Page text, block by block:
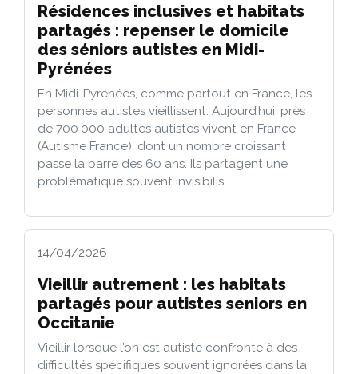
Résidences inclusives et habitats
partagés : repenser le domicile
des séniors autistes en Midi-
Pyrénées
En Midi-Pyrénées, comme partout en France, les
personnes autistes vieillissent. Aujourd’hui, près
de 700 000 adultes autistes vivent en France
(Autisme France), dont un nombre croissant
passe la barre des 60 ans. Ils partagent une
problématique souvent invisibilis...
14/04/2026
Vieillir autrement : les habitats
partagés pour autistes seniors en
Occitanie
Vieillir lorsque l’on est autiste confronte à des
difficultés spécifiques souvent ignorées dans la